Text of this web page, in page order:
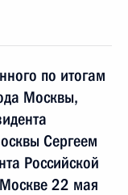
по итогам
Москвы,
Сергеем
Российской
22 мая